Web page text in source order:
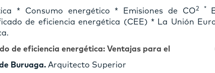
* Consumo energético * Emisiones de CO2 *
de eficiencia energética (CEE) * La Unión
de eficiencia energética: Ventajas para el
Arquitecto Superior